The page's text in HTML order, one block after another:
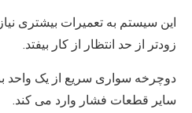
این سیستم به تعمیرات بیشتری
زودتر از حد انتظار از کار بیفتد.
دوچرخه سواری سریع از یک واحد
سایر قطعات فشار وارد می کند.